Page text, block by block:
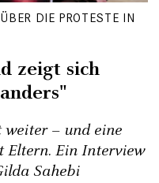
DIE PROTESTE IN
zeigt sich
– und eine
Eltern. Ein Interview
Sahebi